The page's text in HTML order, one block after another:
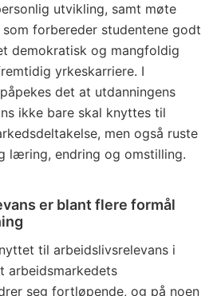
utvikling, samt møte
forbereder studentene godt
demokratisk og mangfoldig
yrkeskarriere. I
det at utdanningens
ikke bare skal knyttes til
men også ruste
læring, endring og omstilling.
er blant flere formål
til arbeidslivsrelevans i
arbeidsmarkedets
seg fortløpende, og på noen